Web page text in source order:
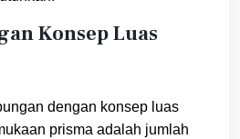
Konsep Luas
dengan konsep luas
prisma adalah jumlah